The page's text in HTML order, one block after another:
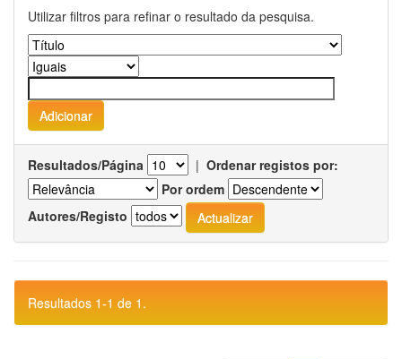
Utilizar filtros para refinar o resultado da pesquisa.
Resultados/Página | Ordenar registos por:
Por ordem
Autores/Registo
Resultados 1-1 de 1.